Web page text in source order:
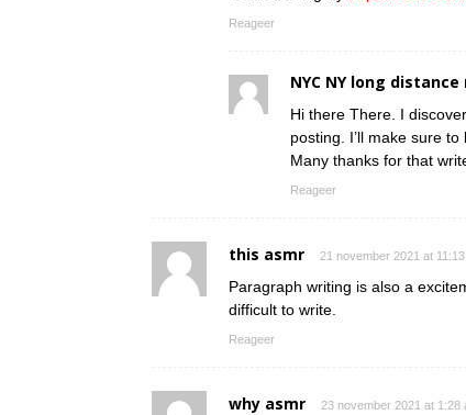
Reageer
NYC NY long
Hi there There. I
posting. I’ll make sure
Many thanks for that
Reageer
this asmr 21 november 2021 at
Paragraph writing is also a
difficult to write.
Reageer
why asmr 23 november 2021 at 1:28